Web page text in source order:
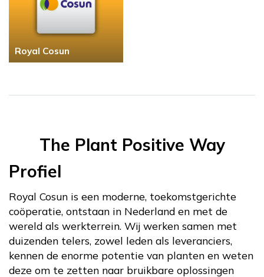
Royal Cosun
The Plant Positive Way
Profiel
Royal Cosun is een moderne, toekomstgerichte
coöperatie, ontstaan in Nederland en met de
wereld als werkterrein. Wij werken samen met
duizenden telers, zowel leden als leveranciers,
kennen de enorme potentie van planten en weten
deze om te zetten naar bruikbare oplossingen